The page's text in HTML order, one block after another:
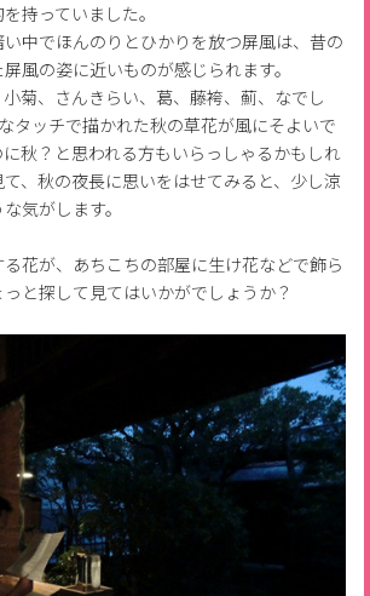
持っていました。
中でほんのりとひかりを放つ屏風は、昔の
風の姿に近いものが感じられます。
菊、さんきらい、葛、藤袴、薊、なでし
タッチで描かれた秋の草花が風にそよいで
秋？と思われる方もいらっしゃるかもしれ
、秋の夜長に思いをはせてみると、少し涼
気がします。
花が、あちこちの部屋に生け花などで飾ら
と探して見てはいかがでしょうか？